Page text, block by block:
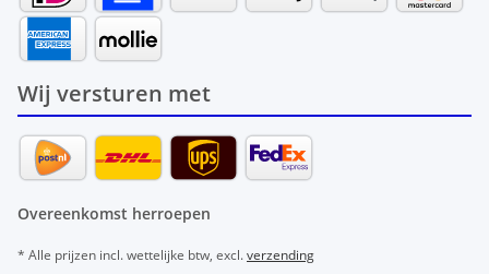
Wij versturen met
Overeenkomst herroepen
* Alle prijzen incl. wettelijke btw, excl.verzending